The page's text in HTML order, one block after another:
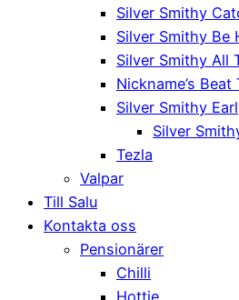
Silver Smithy
Silver Smithy Be
Silver Smithy All
Nickname’s
Silver Smithy
Silver
Tezla
Valpar
Till Salu
Kontakta oss
Pensionärer
Chilli